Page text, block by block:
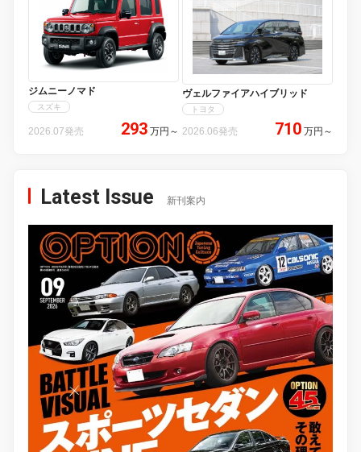
ジムニーノマド
スズキ
2026.07発売 293 万円 ～
ヴェルファイアハイブリッド
トヨタ
2026.06発売 710 万円 ～
Latest Issue 新刊案内